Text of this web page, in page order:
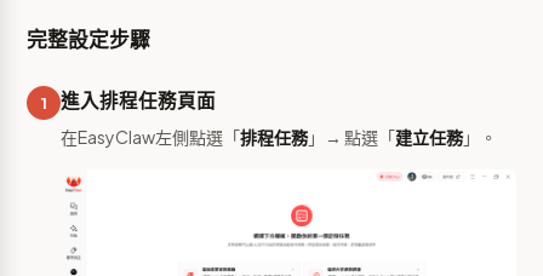
完整設定步驟
1 進入排程任務頁面
在EasyClaw左側點選「排程任務」→ 點選「建立任務」。